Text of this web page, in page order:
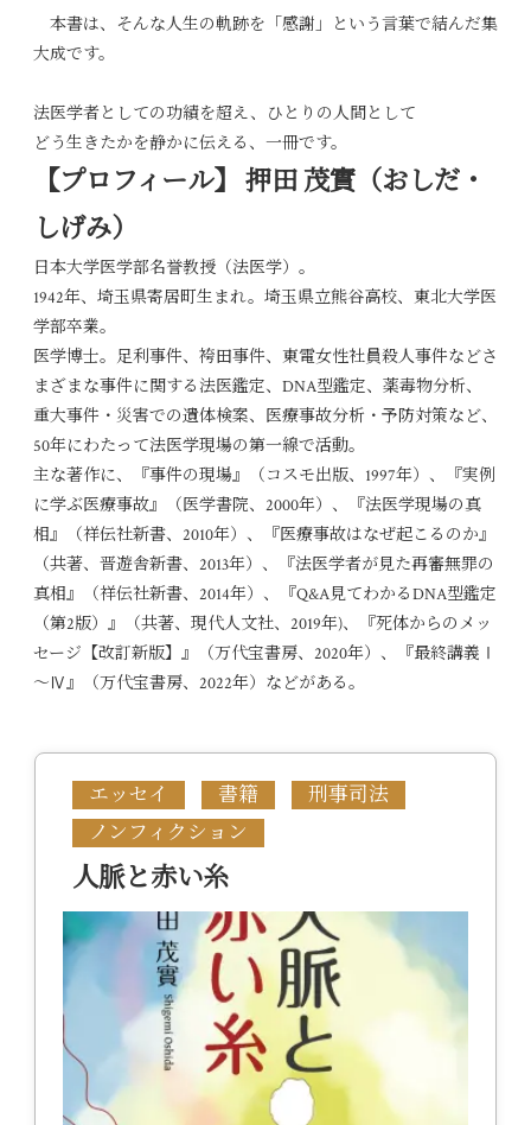
本書は、そんな人生の軌跡を「感謝」という言葉で結んだ集
大成です。
法医学者としての功績を超え、ひとりの人間として
どう生きたかを静かに伝える、一冊です。
【プロフィール】 押田 茂實（おしだ・
しげみ）
日本大学医学部名誉教授（法医学）。
1942年、埼玉県寄居町生まれ。埼玉県立熊谷高校、東北大学医
学部卒業。
医学博士。足利事件、袴田事件、東電女性社員殺人事件などさ
まざまな事件に関する法医鑑定、DNA型鑑定、薬毒物分析、
重大事件・災害での遺体検案、医療事故分析・予防対策など、
50年にわたって法医学現場の第一線で活動。
主な著作に、『事件の現場』（コスモ出版、1997年）、『実例
に学ぶ医療事故』（医学書院、2000年）、『法医学現場の真
相』（祥伝社新書、2010年）、『医療事故はなぜ起こるのか』
（共著、晋遊舎新書、2013年）、『法医学者が見た再審無罪の
真相』（祥伝社新書、2014年）、『Q&A見てわかるDNA型鑑定
（第2版）』（共著、現代人文社、2019年)、『死体からのメッ
セージ【改訂新版】』（万代宝書房、2020年）、『最終講義Ⅰ
～Ⅳ』（万代宝書房、2022年）などがある。
エッセイ 書籍
刑事司法
ノンフィクション
人脈と赤い糸